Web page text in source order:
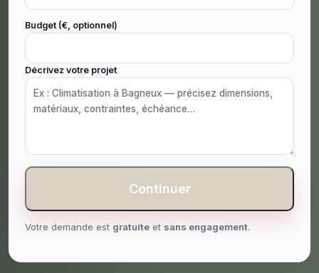
Budget (€, optionnel)
Décrivez votre projet
Continuer
Votre demande est gratuite et sans engagement.